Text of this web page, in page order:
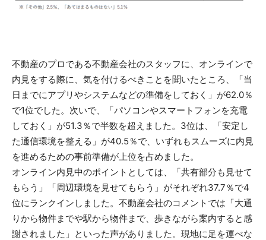
不動産のプロである不動産会社のスタッフに、オンラインで
内見をする際に、気を付けるべきことを聞いたところ、「当
日までにアプリやシステムなどの準備をしておく」が62.0％
で1位でした。次いで、「パソコンやスマートフォンを充電
しておく」が51.3％で半数を超えました。3位は、「安定し
た通信環境を整える」が40.5％で、いずれもスムーズに内見
を進めるための事前準備が上位を占めました。
オンライン内見中のポイントとしては、「共有部分も見せて
もらう」「周辺環境を見せてもらう」がそれぞれ37.7％で4
位にランクインしました。不動産会社のコメントでは「大通
りから物件までや駅から物件まで、歩きながら案内すると感
謝されました」といった声がありました。現地に足を運べな